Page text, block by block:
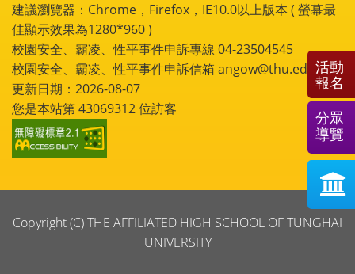
建議瀏覽器：Chrome，Firefox，IE10.0以上版本 ( 螢幕最
佳顯示效果為1280*960 )
校園安全、霸凌、性平事件申訴專線 04-23504545
校園安全、霸凌、性平事件申訴信箱 angow@thu.edu.tw
更新日期：2026-08-07
您是本站第43069312位訪客
Copyright (C) THE AFFILIATED HIGH SCHOOL OF TUNGHAI
UNIVERSITY
活動
報名
分眾
導覽